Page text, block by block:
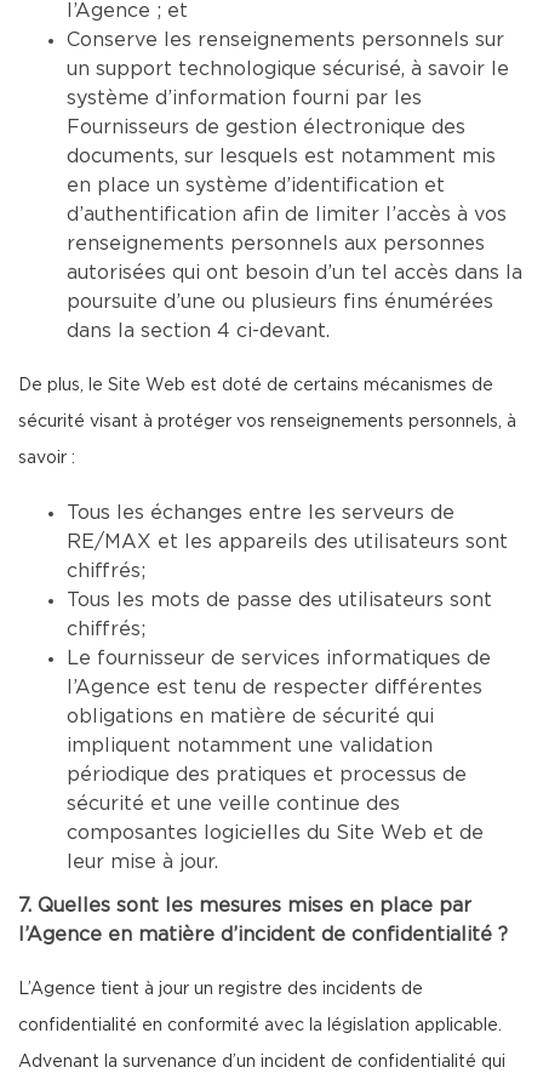
l’Agence ; et
Conserve les renseignements personnels sur
un support technologique sécurisé, à savoir le
système d’information fourni par les
Fournisseurs de gestion électronique des
documents, sur lesquels est notamment mis
en place un système d’identification et
d’authentification afin de limiter l’accès à vos
renseignements personnels aux personnes
autorisées qui ont besoin d’un tel accès dans la
poursuite d’une ou plusieurs fins énumérées
dans la section 4 ci-devant.
De plus, le Site Web est doté de certains mécanismes de
sécurité visant à protéger vos renseignements personnels, à
savoir :
Tous les échanges entre les serveurs de
RE/MAX et les appareils des utilisateurs sont
chiffrés;
Tous les mots de passe des utilisateurs sont
chiffrés;
Le fournisseur de services informatiques de
l’Agence est tenu de respecter différentes
obligations en matière de sécurité qui
impliquent notamment une validation
périodique des pratiques et processus de
sécurité et une veille continue des
composantes logicielles du Site Web et de
leur mise à jour.
7. Quelles sont les mesures mises en place par
l’Agence en matière d’incident de confidentialité ?
L’Agence tient à jour un registre des incidents de
confidentialité en conformité avec la législation applicable.
Advenant la survenance d’un incident de confidentialité qui